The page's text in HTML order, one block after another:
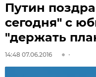
Путин
сегодня" с
"держать
14:48 07.06.2016